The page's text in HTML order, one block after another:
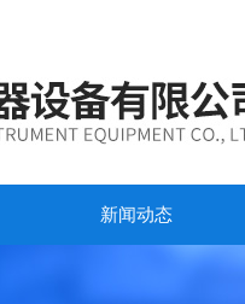
新闻动态